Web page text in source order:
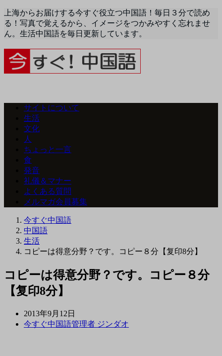
上海からお届けする今すぐ役立つ中国語！毎日３分で読め
る！写真で覚えるから、イメージをつかみやすく忘れませ
ん。生活中国語を毎日更新しています。
サイトについて
生活
文化
人
ちょっと一言
食
発音
礼儀＆マナー
よくある質問
メルマガ会員募集
今すぐ中国語
中国語
生活
コピーは得意分野？です。コピー８分【复印8分】
コピーは得意分野？です。コピー８分
【复印8分】
2013年9月12日
今すぐ中国語管理者 ジンダオ